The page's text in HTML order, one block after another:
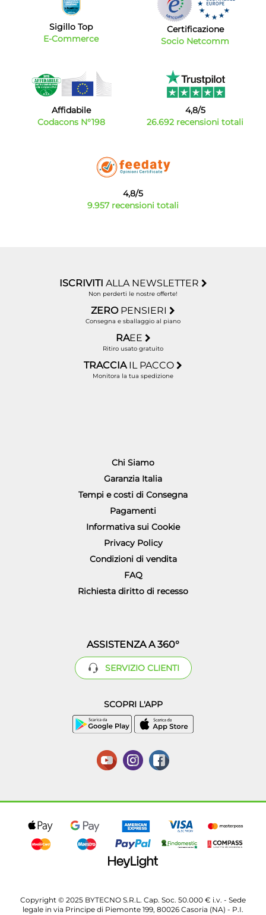
Sigillo Top
E-Commerce
Certificazione
Socio Netcomm
Affidabile
Codacons N°198
4,8/5
26.692 recensioni totali
4,8/5
9.957 recensioni totali
ISCRIVITI ALLA NEWSLETTER
Non perderti le nostre offerte!
ZERO PENSIERI
Consegna e sballaggio al piano
RAEE
Ritiro usato gratuito
TRACCIA IL PACCO
Monitora la tua spedizione
Chi Siamo
Garanzia Italia
Tempi e costi di Consegna
Pagamenti
Informativa sui Cookie
Privacy Policy
Condizioni di vendita
FAQ
Richiesta diritto di recesso
ASSISTENZA A 360°
SERVIZIO CLIENTI
SCOPRI L'APP
Copyright © 2025 BYTECNO S.R.L. Cap. Soc. 50.000 € i.v. - Sede
legale in via Principe di Piemonte 199, 80026 Casoria (NA) - P.I.